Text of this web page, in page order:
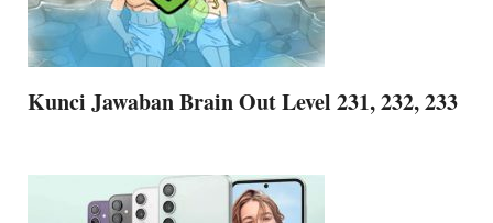
Kunci Jawaban Brain Out Level 231, 232, 233